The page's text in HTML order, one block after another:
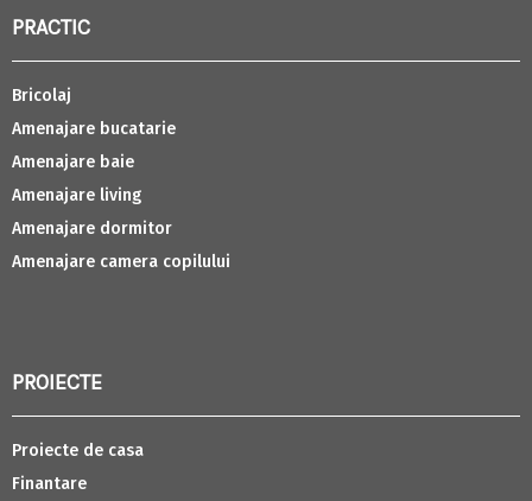
PRACTIC
Bricolaj
Amenajare bucatarie
Amenajare baie
Amenajare living
Amenajare dormitor
Amenajare camera copilului
PROIECTE
Proiecte de casa
Finantare